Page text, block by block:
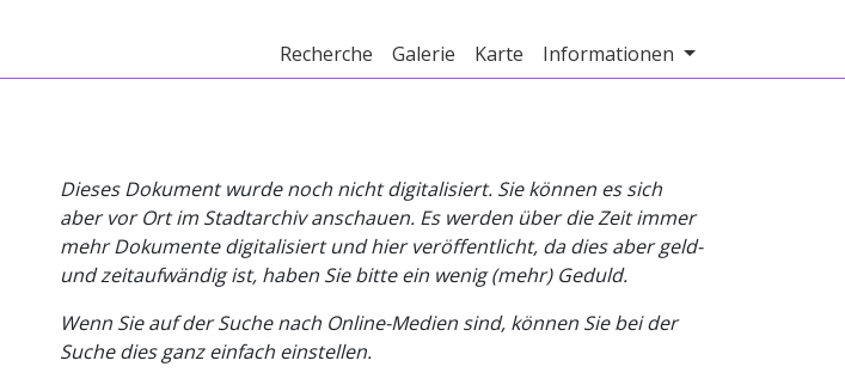
Recherche Galerie Karte Informationen
Dieses Dokument wurde noch nicht digitalisiert. Sie können es sich
aber vor Ort im Stadtarchiv anschauen. Es werden über die Zeit immer
mehr Dokumente digitalisiert und hier veröffentlicht, da dies aber geld-
und zeitaufwändig ist, haben Sie bitte ein wenig (mehr) Geduld.
Wenn Sie auf der Suche nach Online-Medien sind, können Sie bei der
Suche dies ganz einfach einstellen.